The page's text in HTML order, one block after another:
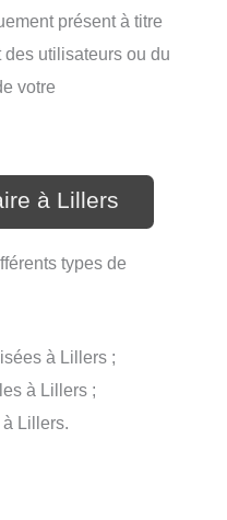
présent à titre
des utilisateurs ou du
votre
à Lillers
types de
à Lillers ;
à Lillers ;
Lillers.